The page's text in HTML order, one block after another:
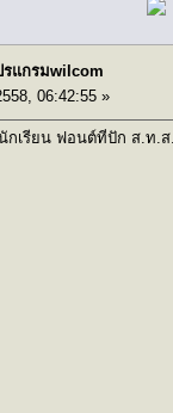
รแกรมwilcom
06:42:55 »
กเรียน ฟอนต์ที่ปัก ส.ท.